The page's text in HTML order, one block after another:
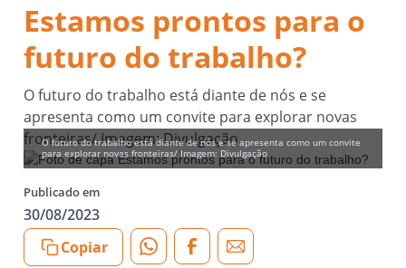
Estamos prontos para o
futuro do trabalho?
O futuro do trabalho está diante de nós e se
apresenta como um convite para explorar novas
fronteiras/ Imagem: Divulgação
O futuro do trabalho está diante de nós e se apresenta como um convite
para explorar novas fronteiras/ Imagem: Divulgação
Publicado em
30/08/2023
Copiar